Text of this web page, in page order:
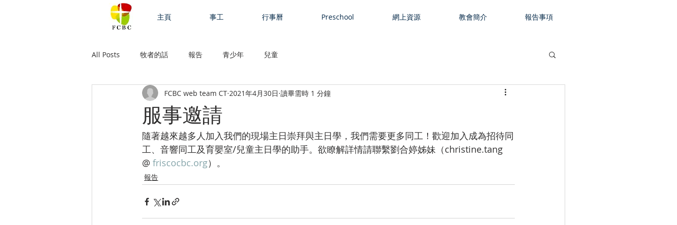
主頁 事工 行事曆 Preschool 網上資源 教會簡介 報告事項
All Posts 牧者的話 報告 青少年 兒童
服事邀請
FCBC web team CT 2021年4月30日 讀畢需時 1 分鐘
隨著越來越多人加入我們的現場主日崇拜與主日學，我們需要更多同工！歡迎加入成為招待同
工、音響同工及育嬰室/兒童主日學的助手。欲瞭解詳情請聯繫劉合婷姊妹（christine.tang
@ friscocbc.org）。
報告